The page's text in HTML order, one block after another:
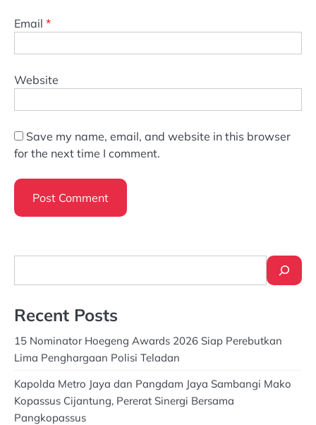
Email *
Website
Save my name, email, and website in this browser
for the next time I comment.
Recent Posts
15 Nominator Hoegeng Awards 2026 Siap Perebutkan
Lima Penghargaan Polisi Teladan
Kapolda Metro Jaya dan Pangdam Jaya Sambangi Mako
Kopassus Cijantung, Pererat Sinergi Bersama
Pangkopassus